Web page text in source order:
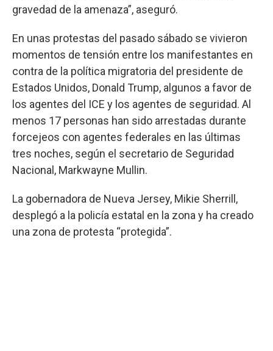
gravedad de la amenaza”, aseguró.
En unas protestas del pasado sábado se vivieron
momentos de tensión entre los manifestantes en
contra de la política migratoria del presidente de
Estados Unidos, Donald Trump, algunos a favor de
los agentes del ICE y los agentes de seguridad. Al
menos 17 personas han sido arrestadas durante
forcejeos con agentes federales en las últimas
tres noches, según el secretario de Seguridad
Nacional, Markwayne Mullin.
La gobernadora de Nueva Jersey, Mikie Sherrill,
desplegó a la policía estatal en la zona y ha creado
una zona de protesta “protegida”.